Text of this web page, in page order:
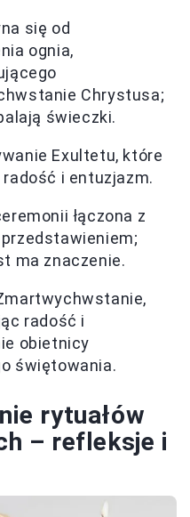
się od
ognia,
Chrystusa;
świeczki.
Exultetu, które
radość i entuzjazm.
łączona z
ma znaczenie.
radość i
obietnicy
świętowania.
rytuałów
– refleksje i